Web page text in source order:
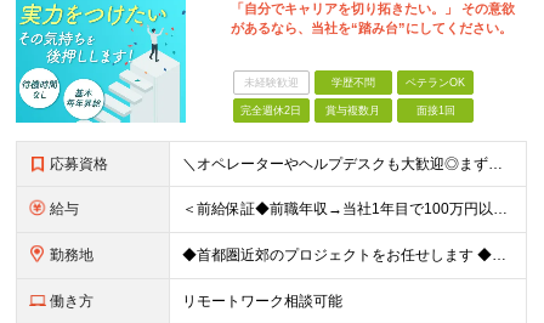
「自分でキャリアを切り拓きたい。」 その意欲
があるなら、当社を“踏み台”にしてください。
未経験歓迎 学歴不問 ベテランOK
完全週休2日 賞与複数月 面接1回
応募資格 ＼オペレーターやヘルプデスクも大歓迎◎まずはご応募ください／ ◆学歴不問 ◆IT業界での勤務経験がある方（職種・年数不問） ┗例：オペレーター、ヘルプデスク、開発からインフラ領域へのシフト、スク
給与 ＜前給保証◆前職年収→当社1年目で100万円以上アップ実績あり◆基本的に全員毎年昇給＞ 月給45万円（固定残業代：30時間分/85,470円）※PM/PL/PMO経験2年以上 月給36万円（固定残業
勤務地 ◆首都圏近郊のプロジェクトをお任せします ◆転勤なし ◆自社オフィスで働ける案件もございます 【本社】 東京都中央区日本橋小伝馬町1-1 日本橋末広ビル6階 ※変更の範囲：上記を除く当社関連勤務地
働き方 リモートワーク相談可能